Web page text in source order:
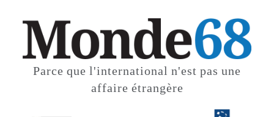
Parce que l'international n'est pas une
affaire étrangère